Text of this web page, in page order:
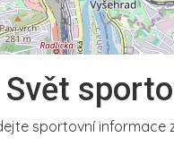
Svět
sportovní informace